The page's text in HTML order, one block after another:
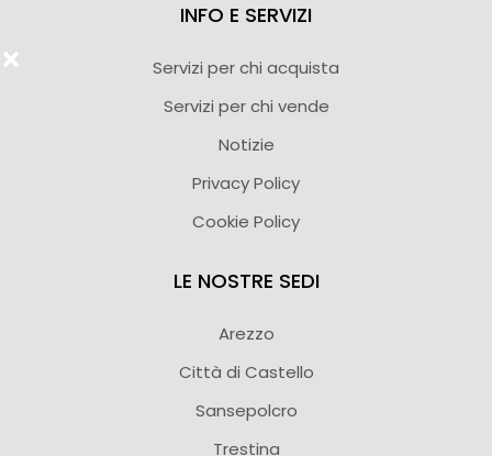
INFO E SERVIZI
Servizi per chi acquista
Servizi per chi vende
Notizie
Privacy Policy
Cookie Policy
LE NOSTRE SEDI
Arezzo
Città di Castello
Sansepolcro
Trestina